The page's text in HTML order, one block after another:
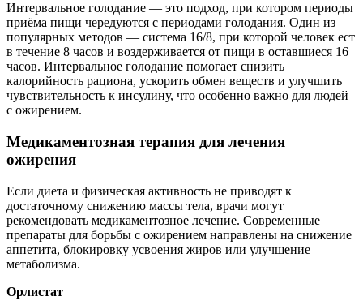
Интервальное голодание — это подход, при котором периоды
приёма пищи чередуются с периодами голодания. Один из
популярных методов — система 16/8, при которой человек ест
в течение 8 часов и воздерживается от пищи в оставшиеся 16
часов. Интервальное голодание помогает снизить
калорийность рациона, ускорить обмен веществ и улучшить
чувствительность к инсулину, что особенно важно для людей
с ожирением.
Медикаментозная терапия для лечения
ожирения
Если диета и физическая активность не приводят к
достаточному снижению массы тела, врачи могут
рекомендовать медикаментозное лечение. Современные
препараты для борьбы с ожирением направлены на снижение
аппетита, блокировку усвоения жиров или улучшение
метаболизма.
Орлистат